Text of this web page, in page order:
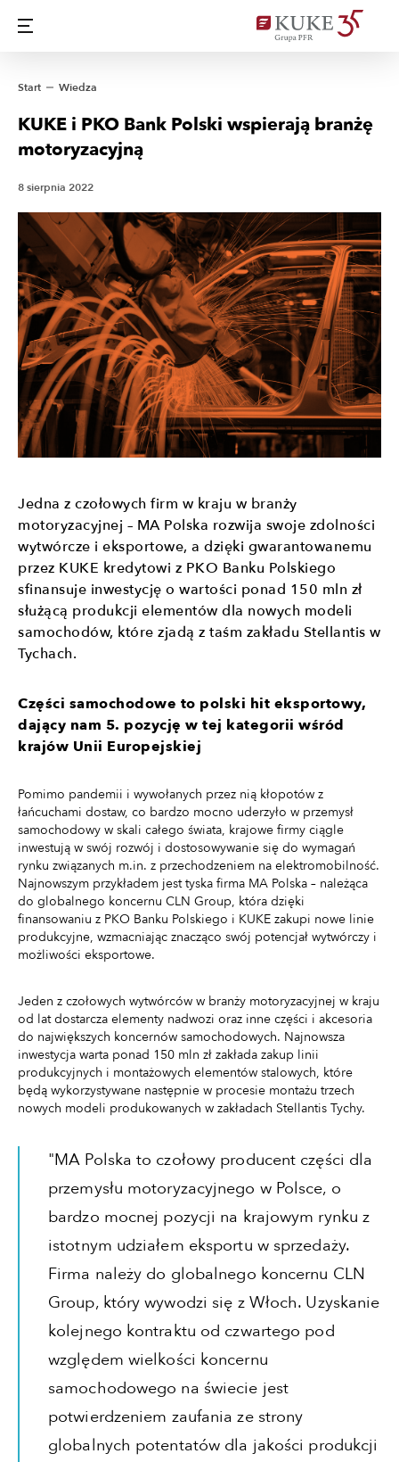
Start Wiedza
KUKE i PKO Bank Polski wspierają branżę
motoryzacyjną
8 sierpnia 2022
Jedna z czołowych firm w kraju w branży
motoryzacyjnej – MA Polska rozwija swoje zdolności
wytwórcze i eksportowe, a dzięki gwarantowanemu
przez KUKE kredytowi z PKO Banku Polskiego
sfinansuje inwestycję o wartości ponad 150 mln zł
służącą produkcji elementów dla nowych modeli
samochodów, które zjadą z taśm zakładu Stellantis w
Tychach.
Części samochodowe to polski hit eksportowy,
dający nam 5. pozycję w tej kategorii wśród
krajów Unii Europejskiej
Pomimo pandemii i wywołanych przez nią kłopotów z
łańcuchami dostaw, co bardzo mocno uderzyło w przemysł
samochodowy w skali całego świata, krajowe firmy ciągle
inwestują w swój rozwój i dostosowywanie się do wymagań
rynku związanych m.in. z przechodzeniem na elektromobilność.
Najnowszym przykładem jest tyska firma MA Polska – należąca
do globalnego koncernu CLN Group, która dzięki
finansowaniu z PKO Banku Polskiego i KUKE zakupi nowe linie
produkcyjne, wzmacniając znacząco swój potencjał wytwórczy i
możliwości eksportowe.
Jeden z czołowych wytwórców w branży motoryzacyjnej w kraju
od lat dostarcza elementy nadwozi oraz inne części i akcesoria
do największych koncernów samochodowych. Najnowsza
inwestycja warta ponad 150 mln zł zakłada zakup linii
produkcyjnych i montażowych elementów stalowych, które
będą wykorzystywane następnie w procesie montażu trzech
nowych modeli produkowanych w zakładach Stellantis Tychy.
"MA Polska to czołowy producent części dla
przemysłu motoryzacyjnego w Polsce, o
bardzo mocnej pozycji na krajowym rynku z
istotnym udziałem eksportu w sprzedaży.
Firma należy do globalnego koncernu CLN
Group, który wywodzi się z Włoch. Uzyskanie
kolejnego kontraktu od czwartego pod
względem wielkości koncernu
samochodowego na świecie jest
potwierdzeniem zaufania ze strony
globalnych potentatów dla jakości produkcji